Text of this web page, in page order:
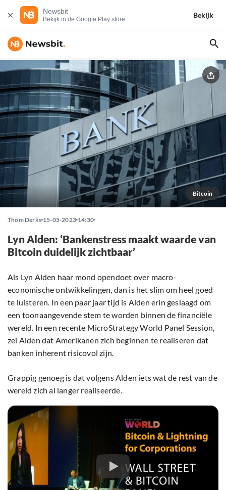
Newsbit
Bekijk in de Google Play store
Bekijk
Bitcoin
Thom Derks 15-05-2023 14:30
Lyn Alden: ‘Bankenstress maakt waarde van
Bitcoin duidelijk zichtbaar’
Als Lyn Alden haar mond opendoet over macro-
economische ontwikkelingen, dan is het slim om heel goed
te luisteren. In een paar jaar tijd is Alden erin geslaagd om
een toonaangevende stem te worden binnen de financiële
wereld. In een recente MicroStrategy World Panel Session,
zei Alden dat Amerikanen zich beginnen te realiseren dat
banken inherent risicovol zijn.
Grappig genoeg is dat volgens Alden iets wat de rest van de
wereld zich al langer realiseerde.